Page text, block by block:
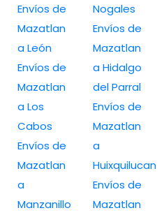
Envíos de
Mazatlan
a León
Envíos de
Mazatlan
a Los
Cabos
Envíos de
Mazatlan
a
Manzanillo
Nogales
Envíos de
Mazatlan
a Hidalgo
del Parral
Envíos de
Mazatlan
a
Huixquilucan
Envíos de
Mazatlan